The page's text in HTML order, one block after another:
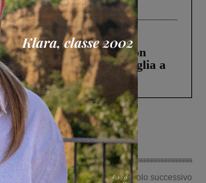
ai sorpassi fra tir....
una struttura di Castiglion
che aveva ucciso la figlia a
Articolo successivo